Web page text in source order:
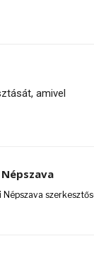
amivel
Népszava